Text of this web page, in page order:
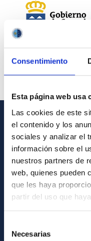
Consentimiento
Esta página web usa
Las cookies de este
el contenido y los
sociales y analizar el
información sobre el
nuestros partners de
web, quienes pueden
que les haya
partir del uso que
Necesarias
INFORMACIÓN GENERAL
Contacto
Cómo llegar al IAC
Directorio de
Biblioteca